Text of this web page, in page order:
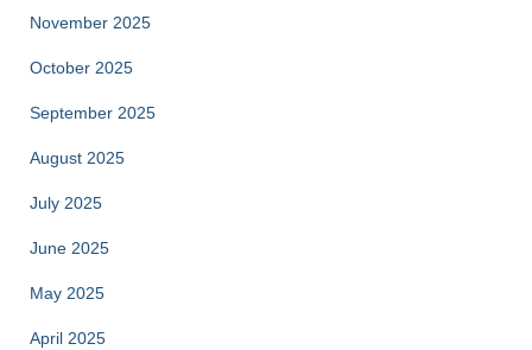
November 2025
October 2025
September 2025
August 2025
July 2025
June 2025
May 2025
April 2025